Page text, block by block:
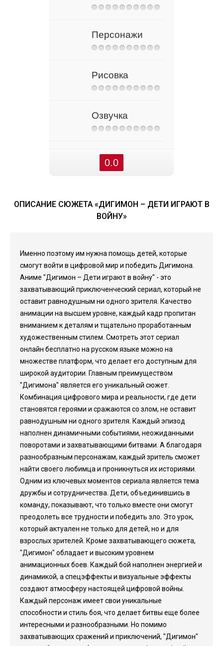
Персонажи
Рисовка
Озвучка
0.0
ОПИСАНИЕ СЮЖЕТА «ДИГИМОН – ДЕТИ ИГРАЮТ В
ВОЙНУ»
Именно поэтому им нужна помощь детей, которые
смогут войти в цифровой мир и победить Дигимона.
Аниме "Дигимон – Дети играют в войну" - это
захватывающий приключенческий сериал, который не
оставит равнодушным ни одного зрителя. Качество
анимации на высшем уровне, каждый кадр пропитан
вниманием к деталям и тщательно проработанным
художественным стилем. Смотреть этот сериал
онлайн бесплатно на русском языке можно на
множестве платформ, что делает его доступным для
широкой аудитории. Главным преимуществом
"Дигимона" является его уникальный сюжет.
Комбинация цифрового мира и реальности, где дети
становятся героями и сражаются со злом, не оставит
равнодушным ни одного зрителя. Каждый эпизод
наполнен динамичными событиями, неожиданными
поворотами и захватывающими битвами. А благодаря
разнообразным персонажам, каждый зритель сможет
найти своего любимца и проникнуться их историями.
Одним из ключевых моментов сериала является тема
дружбы и сотрудничества. Дети, объединившись в
команду, показывают, что только вместе они смогут
преодолеть все трудности и победить зло. Это урок,
который актуален не только для детей, но и для
взрослых зрителей. Кроме захватывающего сюжета,
"Дигимон" обладает и высоким уровнем
анимационных боев. Каждый бой наполнен энергией и
динамикой, а спецэффекты и визуальные эффекты
создают атмосферу настоящей цифровой войны.
Каждый персонаж имеет свои уникальные
способности и стиль боя, что делает битвы еще более
интересными и разнообразными. Но помимо
захватывающих сражений и приключений, "Дигимон"